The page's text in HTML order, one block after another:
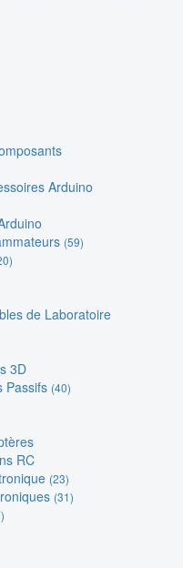
Arduino
(59)
de Laboratoire
3D
Passifs (40)
RC
(23)
(31)